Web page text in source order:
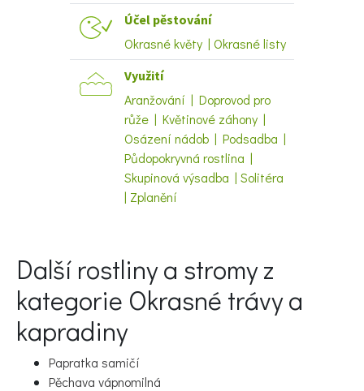
Naše krásná zahrada
Účel pěstování
Okrasné květy | Okrasné listy
Využití
Aranžování | Doprovod pro
růže | Květinové záhony |
Osázení nádob | Podsadba |
Půdopokryvná rostlina |
Skupinová výsadba | Solitéra
| Zplanění
Další rostliny a stromy z
kategorie Okrasné trávy a
kapradiny
Papratka samičí
Pěchava vápnomilná